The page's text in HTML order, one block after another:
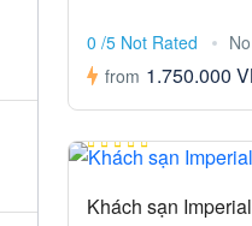
0 /5 Not Rated
from 1.750.000
Khách sạn